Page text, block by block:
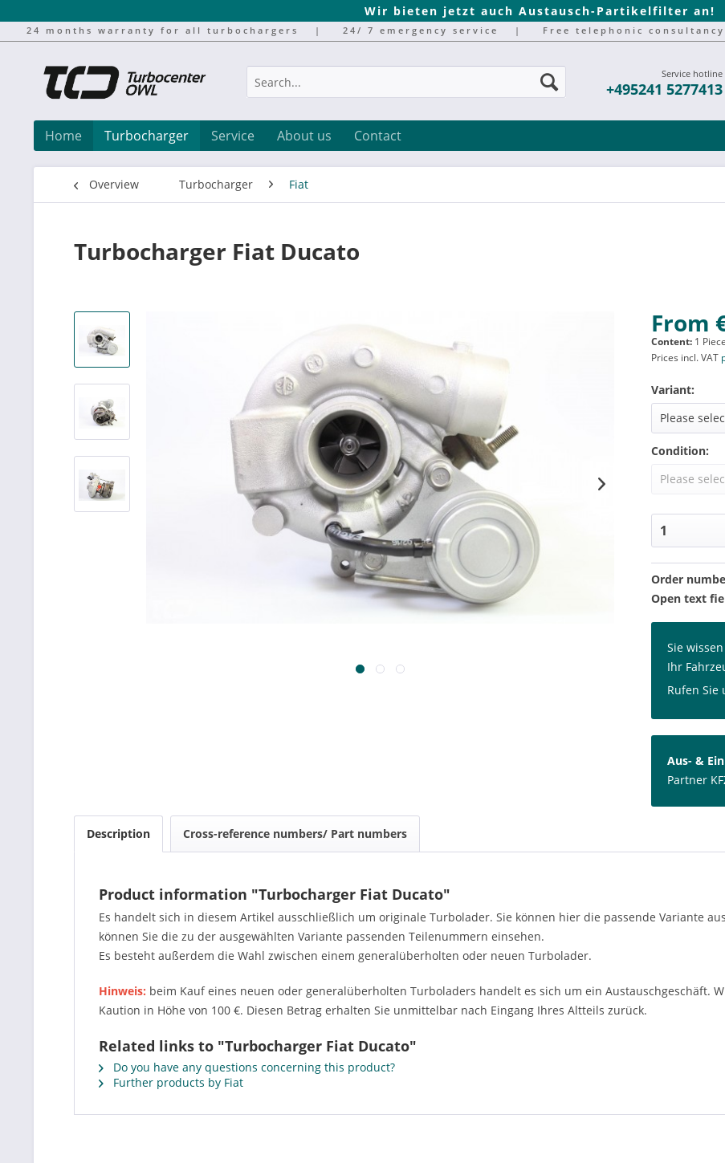
Wir bieten jetzt auch Austausch-Partikelfilter an!
24 months warranty for all turbochargers | 24/ 7 emergency service | Free telephonic consultancy
Service hotline
+495241 5277413
Home Turbocharger Service About us Contact
Overview Turbocharger Fiat
Turbocharger Fiat Ducato
From
Content: 1 Piece
Prices incl. VAT
Variant:
Condition:
Order
Open text
Sie
Ihr
Rufen Sie
Aus- &
Partner
Description Cross-reference numbers/ Part numbers
Product information "Turbocharger Fiat Ducato"
Es handelt sich in diesem Artikel ausschließlich um originale Turbolader. Sie können hier die passende Variante
können Sie die zu der ausgewählten Variante passenden Teilenummern einsehen.
Es besteht außerdem die Wahl zwischen einem generalüberholten oder neuen Turbolader.
Hinweis: beim Kauf eines neuen oder generalüberholten Turboladers handelt es sich um ein Austauschgeschäft.
Kaution in Höhe von 100 €. Diesen Betrag erhalten Sie unmittelbar nach Eingang Ihres Altteils zurück.
Related links to "Turbocharger Fiat Ducato"
Do you have any questions concerning this product?
Further products by Fiat